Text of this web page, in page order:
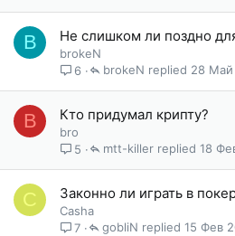
B Не слишком ли поздно
brokeN
6
28
brokeN
B Кто придумал крипту?
bro
5
18
mtt-killer
C Законно ли играть в
Casha
7
15 Фев
gobliN